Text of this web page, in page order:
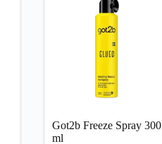
Got2b Freeze Spray 300
ml